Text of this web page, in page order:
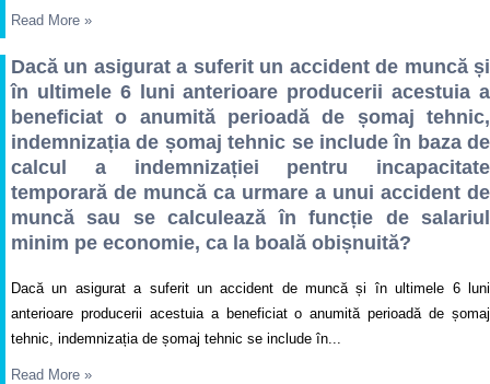
Read More »
Dacă un asigurat a suferit un accident de muncă și
în ultimele 6 luni anterioare producerii acestuia a
beneficiat o anumită perioadă de șomaj tehnic,
indemnizația de șomaj tehnic se include în baza de
calcul a indemnizației pentru incapacitate
temporară de muncă ca urmare a unui accident de
muncă sau se calculează în funcție de salariul
minim pe economie, ca la boală obișnuită?
Dacă un asigurat a suferit un accident de muncă și în ultimele 6 luni
anterioare producerii acestuia a beneficiat o anumită perioadă de șomaj
tehnic, indemnizația de șomaj tehnic se include în...
Read More »